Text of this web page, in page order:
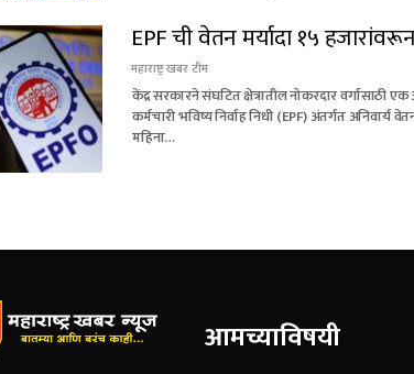
EPF ची वेतन मर्यादा १५
महाराष्ट्र खबर टीम
केंद्र सरकारने संघटित क्षेत्रातील नोकरदार वर्गासाठी
कर्मचारी भविष्य निर्वाह निधी (EPF) अंतर्गत
महिना…
आमच्याविषयी